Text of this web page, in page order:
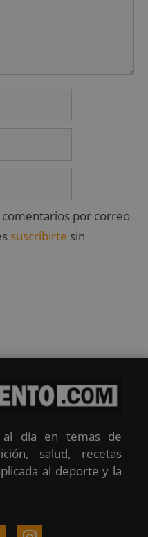
por correo
suscribirte sin
al día en temas de
salud, recetas
al deporte y la